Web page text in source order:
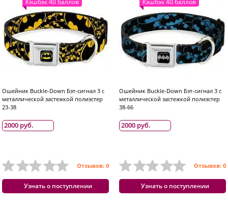
Кэшбэк 40 баллов
Ошейник Buckle-Down Бэт-сигнал 3 с
металлической застежкой полиэстер
23-38
2000 руб.
Отзывов: 0
Узнать о поступлении
Кэшбэк 40 баллов
Ошейник Buckle-Down Бэт-сигнал 3 с
металлической застежкой полиэстер
38-66
2000 руб.
Отзывов: 0
Узнать о поступлении